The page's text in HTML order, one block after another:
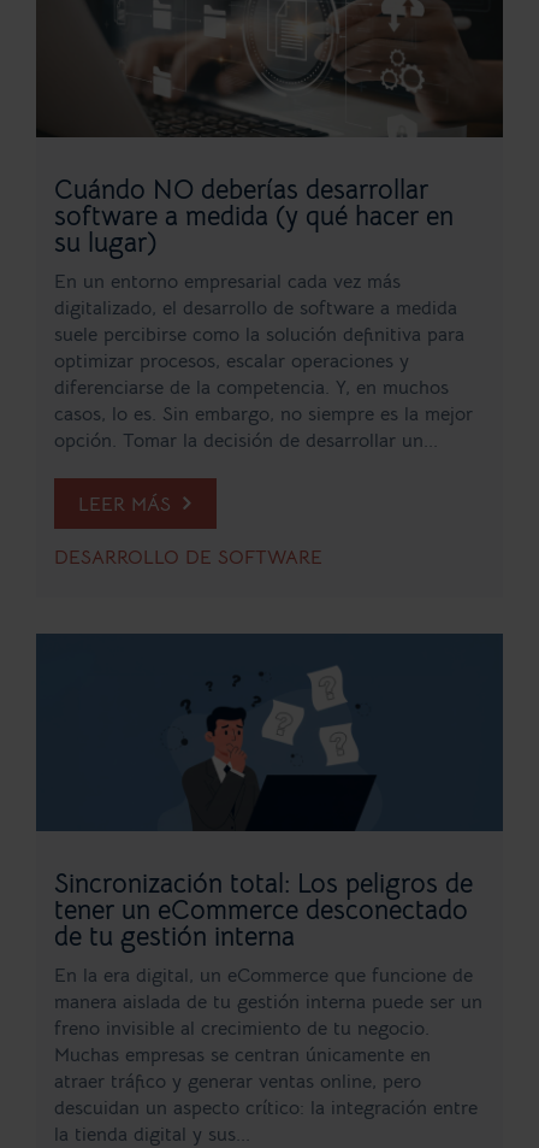
Cuándo NO deberías desarrollar
software a medida (y qué hacer en
su lugar)
En un entorno empresarial cada vez más
digitalizado, el desarrollo de software a medida
suele percibirse como la solución definitiva para
optimizar procesos, escalar operaciones y
diferenciarse de la competencia. Y, en muchos
casos, lo es. Sin embargo, no siempre es la mejor
opción. Tomar la decisión de desarrollar un...
LEER MÁS
DESARROLLO DE SOFTWARE
Sincronización total: Los peligros de
tener un eCommerce desconectado
de tu gestión interna
En la era digital, un eCommerce que funcione de
manera aislada de tu gestión interna puede ser un
freno invisible al crecimiento de tu negocio.
Muchas empresas se centran únicamente en
atraer tráfico y generar ventas online, pero
descuidan un aspecto crítico: la integración entre
la tienda digital y sus...